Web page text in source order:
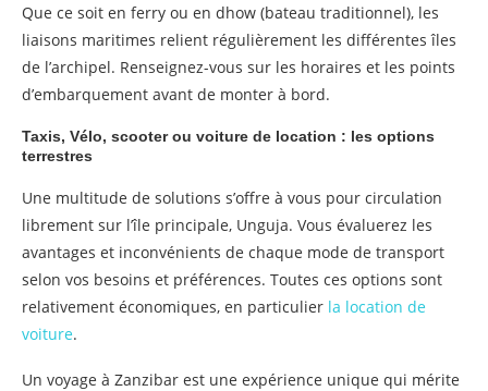
Que ce soit en ferry ou en dhow (bateau traditionnel), les
liaisons maritimes relient régulièrement les différentes îles
de l’archipel. Renseignez-vous sur les horaires et les points
d’embarquement avant de monter à bord.
Taxis, Vélo, scooter ou voiture de location : les options
terrestres
Une multitude de solutions s’offre à vous pour circulation
librement sur l’île principale, Unguja. Vous évaluerez les
avantages et inconvénients de chaque mode de transport
selon vos besoins et préférences. Toutes ces options sont
relativement économiques, en particulier la location de
voiture.
Un voyage à Zanzibar est une expérience unique qui mérite